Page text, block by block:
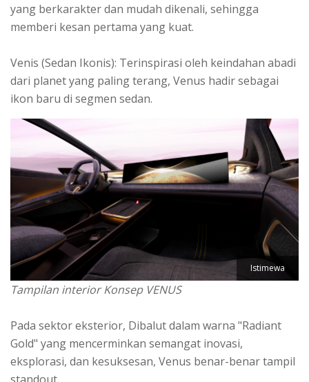
yang berkarakter dan mudah dikenali, sehingga
memberi kesan pertama yang kuat.
Venis (Sedan Ikonis): Terinspirasi oleh keindahan abadi
dari planet yang paling terang, Venus hadir sebagai
ikon baru di segmen sedan.
Istimewa
Tampilan interior Konsep VENUS
Pada sektor eksterior, Dibalut dalam warna "Radiant
Gold" yang mencerminkan semangat inovasi,
eksplorasi, dan kesuksesan, Venus benar-benar tampil
standout.